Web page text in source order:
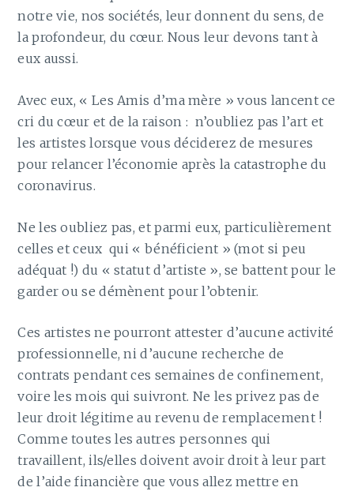
notre vie, nos sociétés, leur donnent du sens, de
la profondeur, du cœur. Nous leur devons tant à
eux aussi.
Avec eux, « Les Amis d’ma mère » vous lancent ce
cri du cœur et de la raison : n’oubliez pas l’art et
les artistes lorsque vous déciderez de mesures
pour relancer l’économie après la catastrophe du
coronavirus.
Ne les oubliez pas, et parmi eux, particulièrement
celles et ceux qui « bénéficient » (mot si peu
adéquat !) du « statut d’artiste », se battent pour le
garder ou se démènent pour l’obtenir.
Ces artistes ne pourront attester d’aucune activité
professionnelle, ni d’aucune recherche de
contrats pendant ces semaines de confinement,
voire les mois qui suivront. Ne les privez pas de
leur droit légitime au revenu de remplacement !
Comme toutes les autres personnes qui
travaillent, ils/elles doivent avoir droit à leur part
de l’aide financière que vous allez mettre en